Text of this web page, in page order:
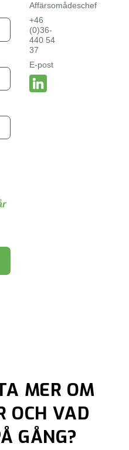
Affärsomådeschef
+46
(0)36-
440 54
37
E-post
MER OM
OCH VAD
GÅNG?